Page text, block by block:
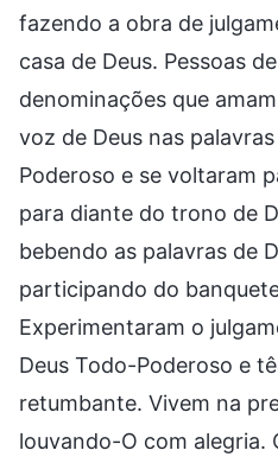
fazendo a obra de
casa de Deus. Pessoas
denominações que
voz de Deus nas
Poderoso e se voltaram
para diante do trono de
bebendo as palavras de
participando do
Experimentaram o
Deus Todo-Poderoso e
retumbante. Vivem na
louvando-O com alegria.